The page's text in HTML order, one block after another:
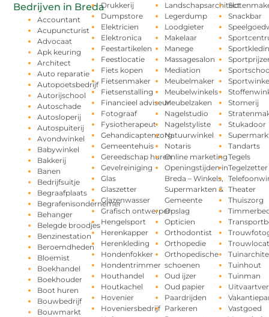
Bedrijven in Breda
Accountant
Acupuncturist
Advocaat
Apk keuring
Architect
Auto reparatie
Autopoetsbedrijf
Autorijschool
Autoschade
Autosloperij
Autospuiterij
Avondwinkel
Babywinkel
Bakkerij
Banen
Bedrijfsuitje
Begraafplaats
Begrafenisondernemer
Behanger
Belegde broodjes
Benzinestation
Beroemdheden
Bloemist
Boekhandel
Boekhouder
Boot huren
Bouwbedrijf
Bouwmarkt
Drukkerij
Dumpstore
Elektricien
Elektronica
Feestartikelen
Feestlocatie
Fiets kopen
Fietsenmaker
Fietsenstalling
Financieel adviseur
Fotograaf
Fysiotherapeut
Gehandicaptenzorg
Gemeentehuis
Gereedschap huren
Gevelreiniging
Glas
Glaszetter
Glazenwasser
Grafisch ontwerper
Hengelsport
Herenkapper
Herenkleding
Hondenfokker
Hondentrimmer
Houthandel
Houtkachel
Hovenier
Hoveniersbedrijf
Landschapsarchitect
Legerdump
Loodgieter
Makelaar
Manege
Massagesalon
Mediation
Meubelmaker
Meubelwinkels
Meubelzaken
Nagelstudio
Nagelstyliste
Natuurwinkel
Notaris
Online marketing
Openingstijden in
Breda – Winkels,
Supermarkten &
Gemeente
Opslag
Opticien
Orthodontist
Orthopedie
Orthopedische
schoenen
Oud ijzer
Oud papier
Paardrijden
Parkeren
Snackbar
Stomerij
Stukadoor
Tandarts
Tegels
Tegelzetter
Theater
Thuiszorg
Tuinhout
Tuinman
Vastgoed